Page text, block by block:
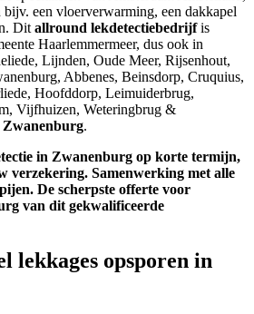
een vloerverwarming, een dakkapel
Dit allround lekdetectiebedrijfis
Haarlemmermeer, dus ook in
Lijnden, Oude Meer, Rijsenhout,
Abbenes, Beinsdorp, Cruquius,
Hoofddorp, Leimuiderbrug,
Vijfhuizen, Weteringbrug &
Zwanenburg.
in Zwanenburg op korte termijn,
verzekering. Samenwerking met alle
De scherpste offerte voor
van dit gekwalificeerde
lekkages opsporen in